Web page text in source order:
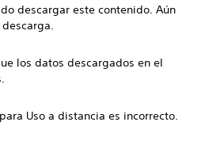
descargar este contenido. Aún
los datos descargados en el
Uso a distancia es incorrecto.